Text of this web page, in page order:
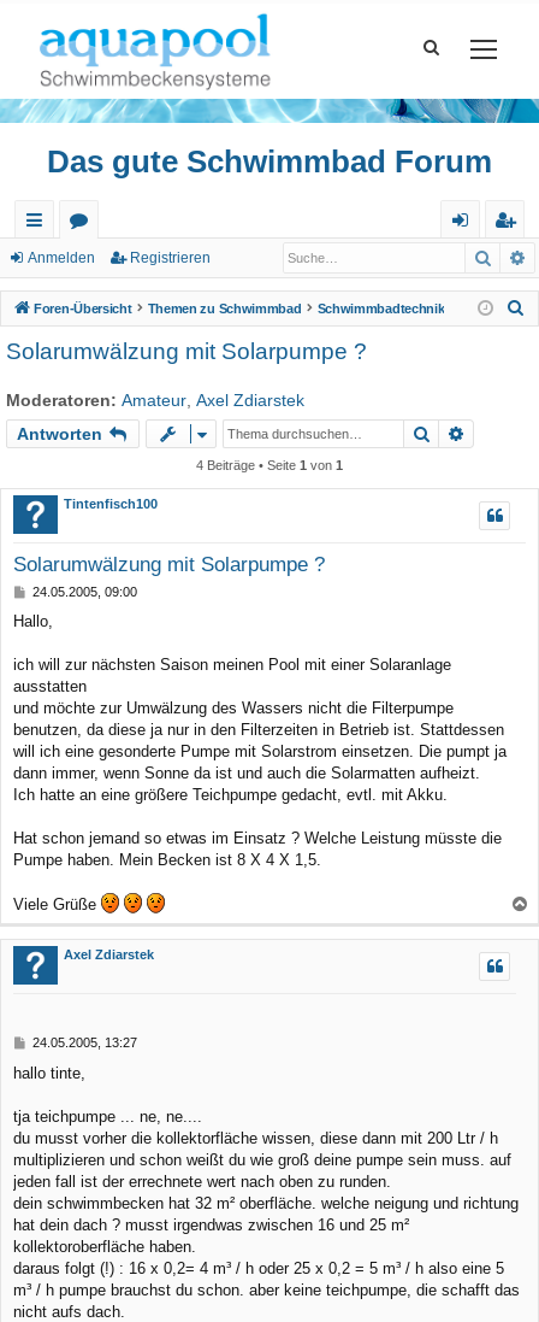
Das gute Schwimmbad Forum
ch
ne
llz
riff
or
en m
el
eg
ist
rie
Anmelden Registrieren
Foren-Übersicht Themen zu Schwimmbad Schwimmbadtechnik
Solarumwälzung mit Solarpumpe ?
Moderatoren: Amateur Axel Zdiarstek
Antworten
Suche
4 Beiträge • Seite 1 von 1
Tintenfisch100
Solarumwälzung mit Solarpumpe ?
B
i
r
a
24.05.2005, 09:00
Hallo,
ich will zur nächsten Saison meinen Pool mit einer Solaranlage
ausstatten
und möchte zur Umwälzung des Wassers nicht die Filterpumpe
benutzen, da diese ja nur in den Filterzeiten in Betrieb ist. Stattdessen
will ich eine gesonderte Pumpe mit Solarstrom einsetzen. Die pumpt ja
dann immer, wenn Sonne da ist und auch die Solarmatten aufheizt.
Ich hatte an eine größere Teichpumpe gedacht, evtl. mit Akku.
Hat schon jemand so etwas im Einsatz ? Welche Leistung müsste die
Pumpe haben. Mein Becken ist 8 X 4 X 1,5.
Viele Grüße
a
Axel Zdiarstek
B
i
r
24.05.2005, 13:27
hallo tinte,
tja teichpumpe ... ne, ne....
du musst vorher die kollektorfläche wissen, diese dann mit 200 Ltr / h
multiplizieren und schon weißt du wie groß deine pumpe sein muss. auf
jeden fall ist der errechnete wert nach oben zu runden.
dein schwimmbecken hat 32 m² oberfläche. welche neigung und richtung
hat dein dach ? musst irgendwas zwischen 16 und 25 m²
kollektoroberfläche haben.
daraus folgt (!) : 16 x 0,2= 4 m³ / h oder 25 x 0,2 = 5 m³ / h also eine 5
m³ / h pumpe brauchst du schon. aber keine teichpumpe, die schafft das
nicht aufs dach.